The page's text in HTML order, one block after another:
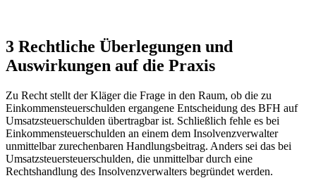
3 Rechtliche Überlegungen und
Auswirkungen auf die Praxis
Zu Recht stellt der Kläger die Frage in den Raum, ob die zu
Einkommensteuerschulden ergangene Entscheidung des BFH auf
Umsatzsteuerschulden übertragbar ist. Schließlich fehle es bei
Einkommensteuerschulden an einem dem Insolvenzverwalter
unmittelbar zurechenbaren Handlungsbeitrag. Anders sei das bei
Umsatzsteuersteuerschulden, die unmittelbar durch eine
Rechtshandlung des Insolvenzverwalters begründet werden.